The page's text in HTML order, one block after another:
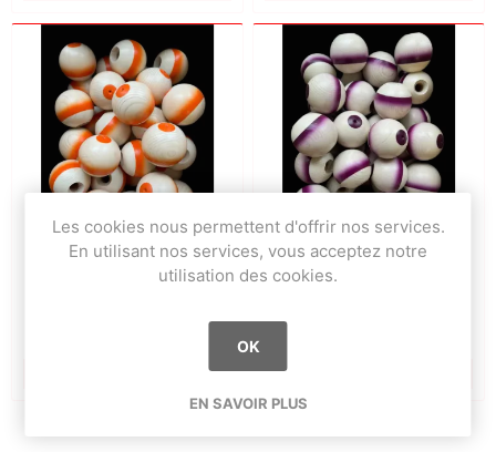
35.00 CHF
Les cookies nous permettent d'offrir nos services.
En utilisant nos services, vous acceptez notre
utilisation des cookies.
OK
EN SAVOIR PLUS